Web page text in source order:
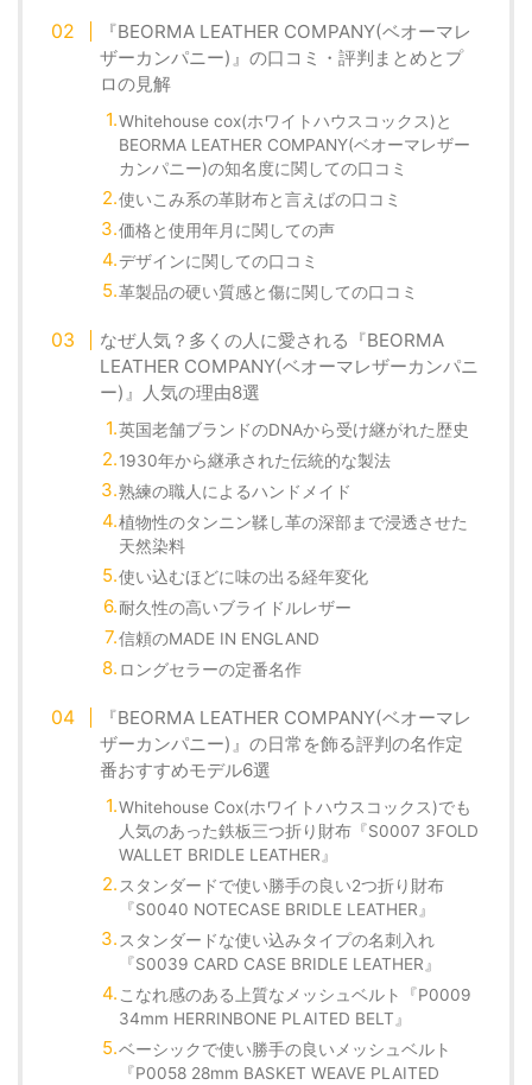
『BEORMA LEATHER COMPANY(ベオーマレ
ザーカンパニー)』の口コミ・評判まとめとプ
ロの見解
Whitehouse cox(ホワイトハウスコックス)と
BEORMA LEATHER COMPANY(ベオーマレザー
カンパニー)の知名度に関しての口コミ
使いこみ系の革財布と言えばの口コミ
価格と使用年月に関しての声
デザインに関しての口コミ
革製品の硬い質感と傷に関しての口コミ
なぜ人気？多くの人に愛される『BEORMA
LEATHER COMPANY(ベオーマレザーカンパニ
ー)』人気の理由8選
英国老舗ブランドのDNAから受け継がれた歴史
1930年から継承された伝統的な製法
熟練の職人によるハンドメイド
植物性のタンニン鞣し革の深部まで浸透させた
天然染料
使い込むほどに味の出る経年変化
耐久性の高いブライドルレザー
信頼のMADE IN ENGLAND
ロングセラーの定番名作
『BEORMA LEATHER COMPANY(ベオーマレ
ザーカンパニー)』の日常を飾る評判の名作定
番おすすめモデル6選
Whitehouse Cox(ホワイトハウスコックス)でも
人気のあった鉄板三つ折り財布『S0007 3FOLD
WALLET BRIDLE LEATHER』
スタンダードで使い勝手の良い2つ折り財布
『S0040 NOTECASE BRIDLE LEATHER』
スタンダードな使い込みタイプの名刺入れ
『S0039 CARD CASE BRIDLE LEATHER』
こなれ感のある上質なメッシュベルト『P0009
34mm HERRINBONE PLAITED BELT』
ベーシックで使い勝手の良いメッシュベルト
『P0058 28mm BASKET WEAVE PLAITED